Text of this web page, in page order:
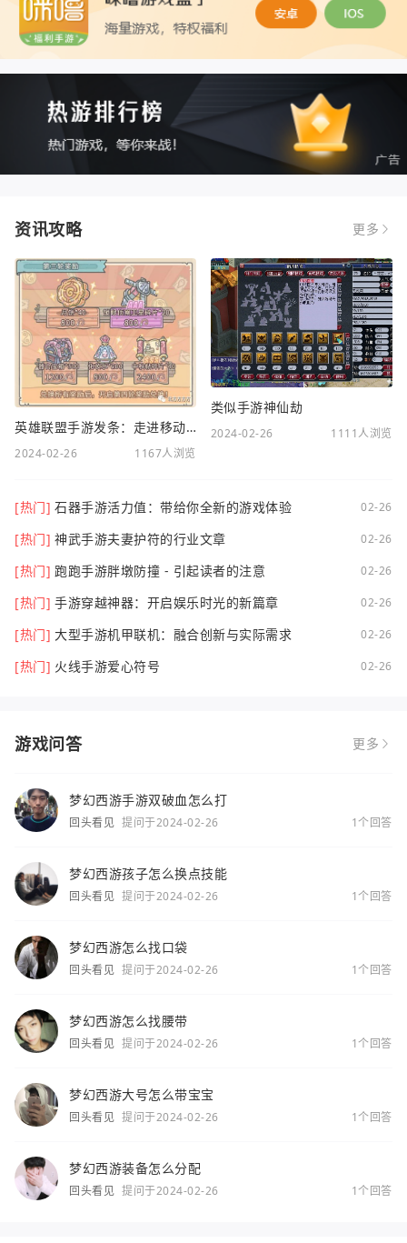
资讯攻略 更多
英雄联盟手游发条：走进移动电竞新时代
2024-02-26 1167人浏览
类似手游神仙劫
2024-02-26 1111人浏览
[热门] 石器手游活力值：带给你全新的游戏体验 02-26
[热门] 神武手游夫妻护符的行业文章 02-26
[热门] 跑跑手游胖墩防撞 - 引起读者的注意 02-26
[热门] 手游穿越神器：开启娱乐时光的新篇章 02-26
[热门] 大型手游机甲联机：融合创新与实际需求 02-26
[热门] 火线手游爱心符号 02-26
游戏问答 更多
梦幻西游手游双破血怎么打
回头看见 提问于2024-02-26 1个回答
梦幻西游孩子怎么换点技能
回头看见 提问于2024-02-26 1个回答
梦幻西游怎么找口袋
回头看见 提问于2024-02-26 1个回答
梦幻西游怎么找腰带
回头看见 提问于2024-02-26 1个回答
梦幻西游大号怎么带宝宝
回头看见 提问于2024-02-26 1个回答
梦幻西游装备怎么分配
回头看见 提问于2024-02-26 1个回答